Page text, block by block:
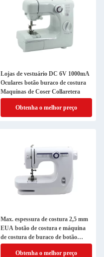
Lojas de vestuário DC 6V 1000mA
Oculares botão buraco de costura
Maquinas de Coser Collaretera
Obtenha o melhor preço
Max. espessura de costura 2,5 mm
EUA botão de costura e máquina
de costura de buraco de botão
solicitado
Obtenha o melhor preço